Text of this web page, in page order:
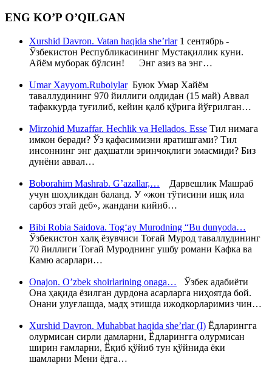
ENG KO’P O’QILGAN
Xurshid Davron. Vatan haqida she’rlar1 сентябрь -
Ўзбекистон Республикасининг Мустақиллик куни.
Айём муборак бўлсин! Энг азиз ва энг…
Umar Xayyom.RuboiylarБуюк Умар Хайём
таваллудининг 970 йиллиги олдидан (15 май) Аввал
тафаккурда туғилиб, кейин қалб қўрига йўғрилган…
Mirzohid Muzaffar. Hechlik va Hellados. Esse Тил нимага
имкон беради? Ўз қафасимизни яратишгами? Тил
инсоннинг энг даҳшатли эринчоқлиги эмасмиди? Биз
дунёни аввал…
Boborahim Mashrab. G’azallar,… Дарвешлик Машраб
учун шоҳликдан баланд. У «жон тўтисини ишқ ила
сарбоз этай деб», жандани кийиб…
Bibi Robia Saidova. Tog‘ay Murodning “Bu dunyoda…
Ўзбекистон халқ ёзувчиси Тоғай Мурод таваллудининг
70 йиллиги Тоғай Муроднинг ушбу романи Кафка ва
Камю асарлари…
Onajon. O’zbek shoirlarining onaga… Ўзбек адабиёти
Она ҳақида ёзилган дурдона асарларга ниҳоятда бой.
Онани улуғлашда, мадҳ этишда ижодкорларимиз чин…
Xurshid Davron. Muhabbat haqida she’rlar (I) Ёдларингга
олурмисан сирли дамларни, Ёдларингга олурмисан
ширин ғамларни, Ёқиб қўйиб тун қўйнида ёки
шамларни Мени ёдга…